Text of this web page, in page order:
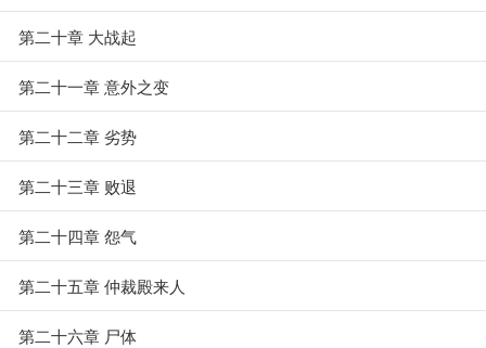
第二十章 大战起
第二十一章 意外之变
第二十二章 劣势
第二十三章 败退
第二十四章 怨气
第二十五章 仲裁殿来人
第二十六章 尸体